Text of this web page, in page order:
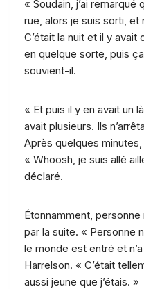
« Soudain, j’ai
rue, alors je suis sorti, et
C’était la nuit et il y
en quelque sorte, puis
souvient-il.
« Et puis il y en avait un
avait plusieurs. Ils
Après quelques
« Whoosh, je suis allé
déclaré.
Étonnamment, personne
par la suite. « Personne
le monde est entré et
Harrelson. « C’était
aussi jeune que j’étais. »